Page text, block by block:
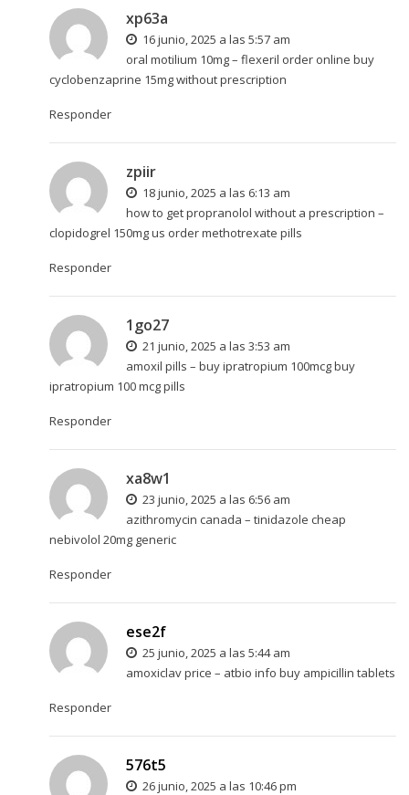
xp63a
16 junio, 2025 a las 5:57 am
oral motilium 10mg – flexeril order online buy
cyclobenzaprine 15mg without prescription
Responder
zpiir
18 junio, 2025 a las 6:13 am
how to get propranolol without a prescription –
clopidogrel 150mg us order methotrexate pills
Responder
1go27
21 junio, 2025 a las 3:53 am
amoxil pills – buy ipratropium 100mcgbuy
ipratropium 100 mcg pills
Responder
xa8w1
23 junio, 2025 a las 6:56 am
azithromycin canada – tinidazole cheap
nebivolol 20mg generic
Responder
ese2f
25 junio, 2025 a las 5:44 am
amoxiclav price – atbio info buy ampicillin tablets
Responder
576t5
26 junio, 2025 a las 10:46 pm